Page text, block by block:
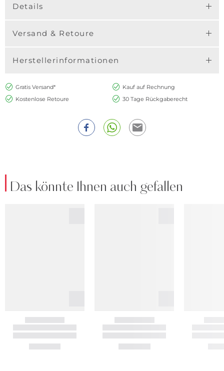
Details
Versand & Retoure
Herstellerinformationen
Gratis Versand*
Kauf auf Rechnung
Kostenlose Retoure
30 Tage Rückgaberecht
Das könnte Ihnen auch gefallen